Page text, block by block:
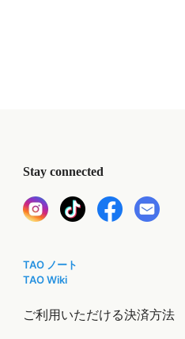
Stay connected
TAO ノート
TAO Wiki
ご利用いただける決済方法